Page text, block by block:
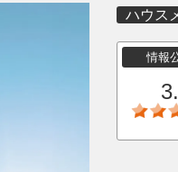
ハウス
情報